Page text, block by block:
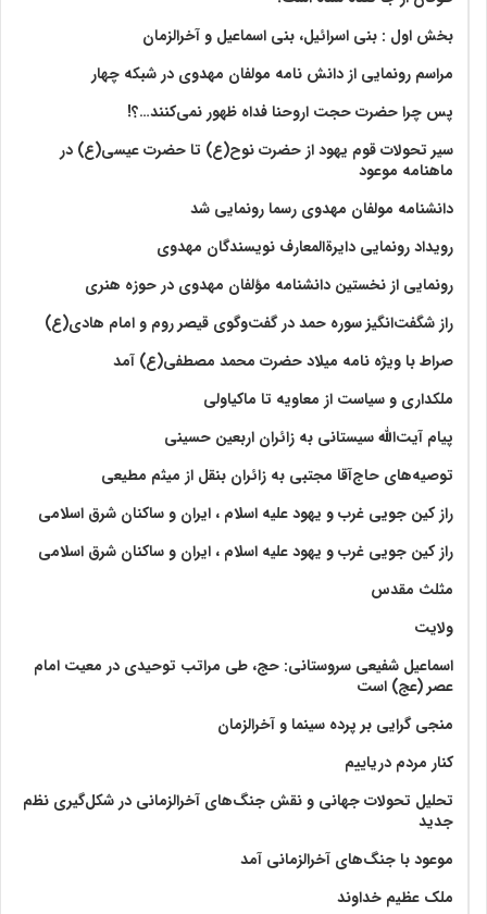
بخش اول : بنی اسرائیل، بنی اسماعیل و آخرالزمان
مراسم رونمایی از دانش نامه مولفان مهدوی در شبکه چهار
پس چرا حضرت حجت اروحنا فداه ظهور نمی‌کنند…؟!
سیر تحولات قوم یهود از حضرت نوح(ع) تا حضرت عیسی(ع) در
ماهنامه موعود
دانشنامه مولفان مهدوی رسما رونمایی شد
رویداد رونمایی دایرةالمعارف نویسندگان مهدوی
رونمایی از نخستین دانشنامه مؤلفان مهدوی در حوزه هنری
راز شگفت‌انگیز سوره حمد در گفت‌وگوی قیصر روم و امام هادی(ع)
صراط با ویژه نامه میلاد حضرت محمد مصطفی(ع) آمد
ملکداری و سیاست از معاویه تا ماکیاولی
پیام آیت‌الله سیستانی به زائران اربعین حسینی
توصیه‌های حاج‌آقا مجتبی به زائران بنقل از میثم مطیعی
راز کین جویی غرب و یهود علیه اسلام ، ایران و ساکنان شرق اسلامی
راز کین جویی غرب و یهود علیه اسلام ، ایران و ساکنان شرق اسلامی
مثلث مقدس
ولايت‏
اسماعیل شفیعی سروستانی: حج، طی مراتب توحیدی در معیت امام
عصر (عج) است
منجی گرایی بر پرده سینما و آخرالزمان
کنار مردم دریاییم
تحلیل تحولات جهانی و نقش جنگ‌های آخرالزمانی در شکل‌گیری نظم
جدید
موعود با جنگ‌های آخرالزمانی آمد
ملک عظیم خداوند